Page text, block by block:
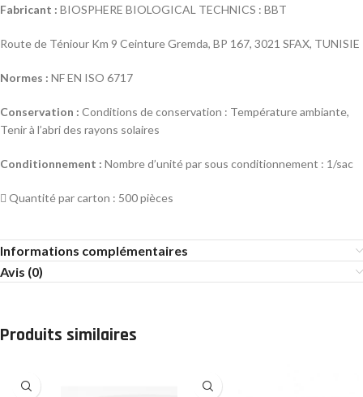
Fabricant : BIOSPHERE BIOLOGICAL TECHNICS : BBT
Route de Téniour Km 9 Ceinture Gremda, BP 167, 3021 SFAX, TUNISIE
Normes : NF EN ISO 6717
Conservation : Conditions de conservation : Température ambiante,
Tenir à l’abri des rayons solaires
Conditionnement : Nombre d’unité par sous conditionnement : 1/sac
 Quantité par carton : 500 pièces
Informations complémentaires
Avis (0)
Produits similaires